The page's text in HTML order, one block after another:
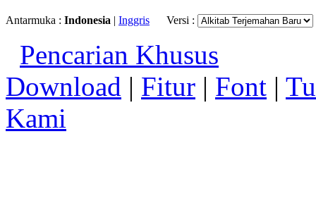
Antarmuka : Indonesia | Inggris Versi :
Pencarian Khusus
Download | Fitur | Font |
Kami